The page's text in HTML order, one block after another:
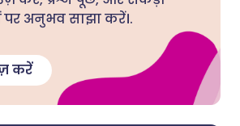
पर अनुभव साझा करें।.
करें